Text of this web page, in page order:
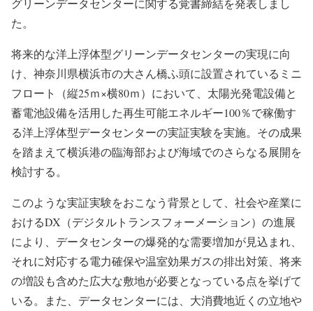
グリーンデータセンターに関する覚書締結を発表しまし
た。
将来的な洋上浮体型グリーンデータセンターの実現に向
け、神奈川県横浜市の大さん橋ふ頭に設置されているミニ
フロート（縦25ｍ×横80ｍ）において、太陽光発電設備と
蓄電池設備を活用した再生可能エネルギー100％で稼働す
る洋上浮体型データセンターの実証実験を実施。その成果
を踏まえて横浜港の臨海部および海域でのさらなる展開を
検討する。
このような実証実験をおこなう背景として、社会や産業に
おけるDX（デジタルトランスフォーメーション）の進展
により、データセンターの爆発的な需要増加が見込まれ、
それに対応する電力確保や温室効果ガスの排出対策、将来
の増設も含めた広大な敷地が必要となっている点を挙げて
いる。また、データセンターには、大消費地近くの立地や